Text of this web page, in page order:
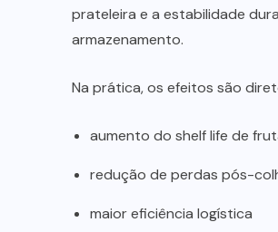
prateleira e a estabilidade
armazenamento.
Na prática, os efeitos são
aumento do shelf life de
redução de perdas pós-
maior eficiência logística